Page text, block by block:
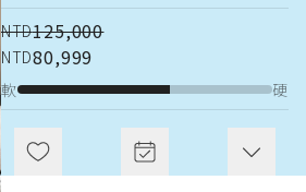
NTD125,000
NTD80,999
軟 硬
NTD125,000
NTD80,999
軟 硬